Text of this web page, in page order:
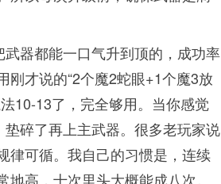
器都能一口气升到顶的，成功率
才说的“2个魔2蛇眼+1个魔3放
10-13了，完全够用。当你感觉
碎了再上主武器。很多老玩家说
律可循。我自己的习惯是，连续
高，十次里头大概能成八次。